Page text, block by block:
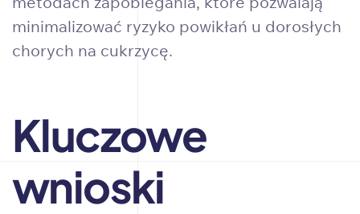
minimalizować ryzyko powikłań u dorosłych
chorych na cukrzycę.
Kluczowe
wnioski